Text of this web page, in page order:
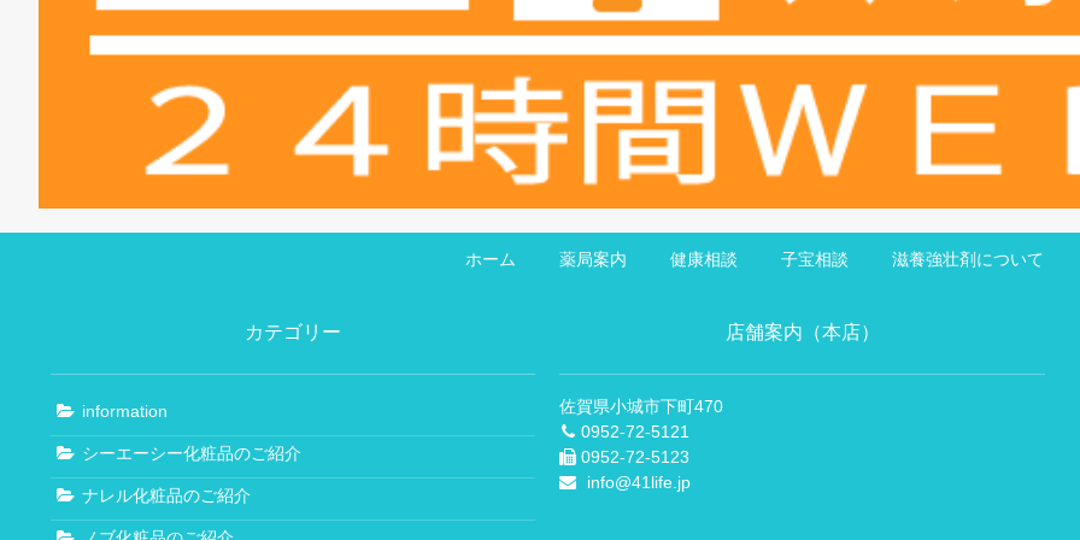
ホーム 薬局案内 健康相談 子宝相談 滋養強壮剤について
カテゴリー
information
シーエーシー化粧品のご紹介
ナレル化粧品のご紹介
店舗案内（本店）
佐賀県小城市下町470
0952-72-5121
0952-72-5123
info@41life.jp